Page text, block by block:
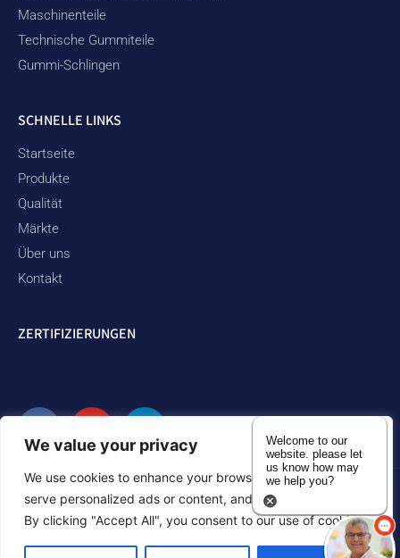
We value your privacy
We use cookies to enhance your browsing experience,
serve personalized ads or content, and analyze our traffic.
By clicking "Accept All", you consent to our use of cookies.
Maschinenteile
Technische Gummiteile
Gummi-Schlingen
SCHNELLE LINKS
Startseite
Produkte
Qualität
Märkte
Über uns
Kontakt
ZERTIFIZIERUNGEN
Datenschutzbestimmungen Erklärung zur Zugänglichkeit
Inhaltsverzeichnis
Welcome to our
website. please let
us know how may
we help you?